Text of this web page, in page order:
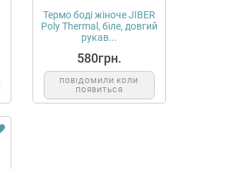
Термо боді жіноче JIBER
Poly Thermal, біле, довгий
рукав...
580грн.
ПОВІДОМИЛИ КОЛИ
ПОЯВИТЬСЯ